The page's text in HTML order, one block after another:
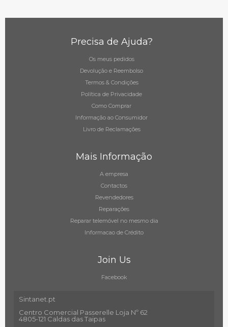
Precisa de Ajuda?
Os meus pedidos
Devolução e Reembolso
Termos & Condições
Política de Privacidade
Como Comprar
Informação ao Consumidor
Livro de Reclamações
Mais Informação
A empresa
Contactos
Revendedores
Reparações
Reparar telemóvel no mesmo dia
Informacao de Crédito
Join Us
Facebook
Sintanet.pt
Centro Comercial Passerelle Loja Nº 62
4805-121 Caldas das Taipas